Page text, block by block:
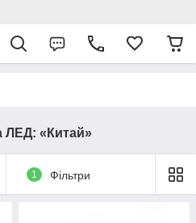
ЛЕД: «Китай»
1 Фільтри